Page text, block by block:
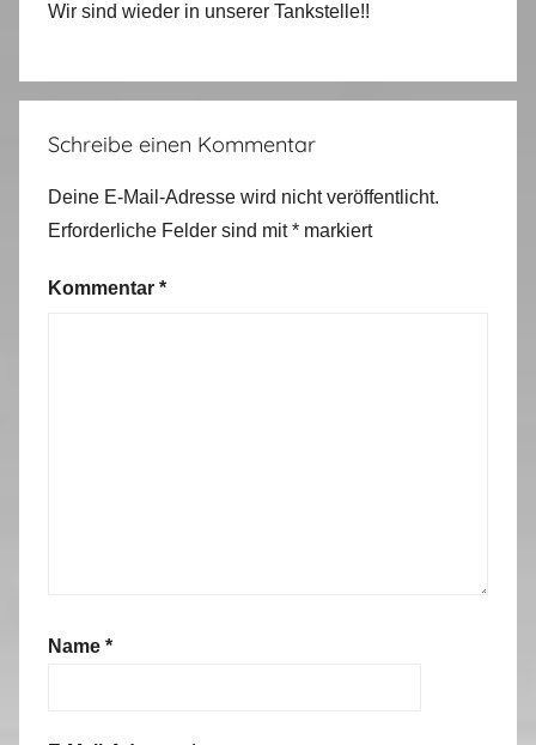
Wir sind wieder in unserer Tankstelle!!
Schreibe einen Kommentar
Deine E-Mail-Adresse wird nicht veröffentlicht.
Erforderliche Felder sind mit* markiert
Kommentar *
Name *